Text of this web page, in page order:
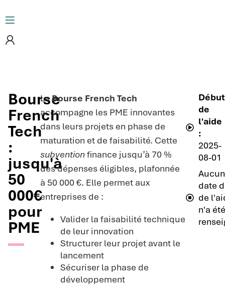
Bourse
French
Tech
:
jusqu'à
50
000€
pour
PME
LaBourse French Tech
accompagne les PME innovantes
dans leurs projets en phase de
maturation et de faisabilité. Cette
subventionfinance jusqu’à 70 %
des dépenses éligibles, plafonnée
à 50 000 €. Elle permet aux
entreprises de :
Valider la faisabilité technique
de leur innovation
Structurer leur projet avant le
lancement
Sécuriser la phase de
développement
Début
de
l'aide
:
2025-
08-01
date
de
n'a été